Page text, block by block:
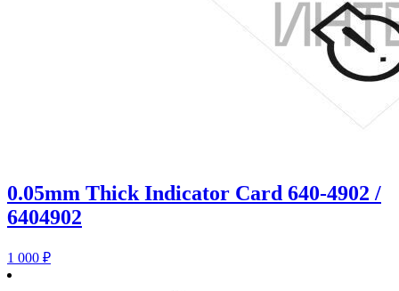
0.05mm Thick Indicator Card 640-4902 /
6404902
1 000 ₽